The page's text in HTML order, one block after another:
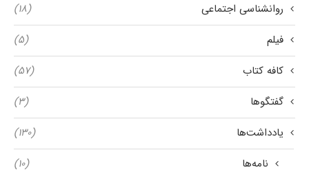
روانشناسی اجتماعی
(۱۸)
فیلم
(۵)
کافه کتاب
(۵۷)
گفتگوها
(۳)
یادداشت‌ها
(۱۳۰)
نامه‌ها
(۱۰)